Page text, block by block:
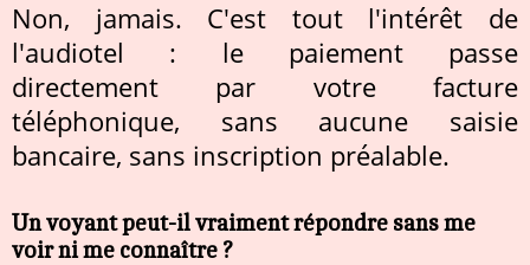
Non, jamais. C'est tout l'intérêt de
l'audiotel : le paiement passe
directement par votre facture
téléphonique, sans aucune saisie
bancaire, sans inscription préalable.
Un voyant peut-il vraiment répondre sans me
voir ni me connaître ?